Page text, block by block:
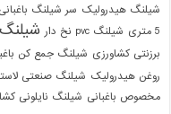
شیلنگ هیدرولیک سر شیلنگ باغبانی
5 متری
شیلنگ pvc نخ دار
برزنتی کشاورزی شیلنگ جمع کن
روغن هیدرولیک شیلنگ صنعتی
مخصوص باغبانی شیلنگ نایلونی